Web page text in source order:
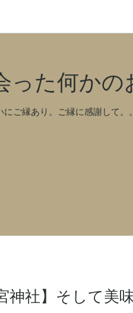
った何かの
にご縁あり。ご縁に感謝して
神社】そして美